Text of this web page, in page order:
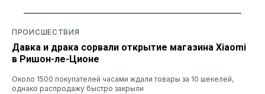
ПРОИСШЕСТВИЯ
Давка и драка сорвали открытие магазина Xiaomi
в Ришон-ле-Ционе
Около 1500 покупателей часами ждали товары за 10 шекелей,
однако распродажу быстро закрыли